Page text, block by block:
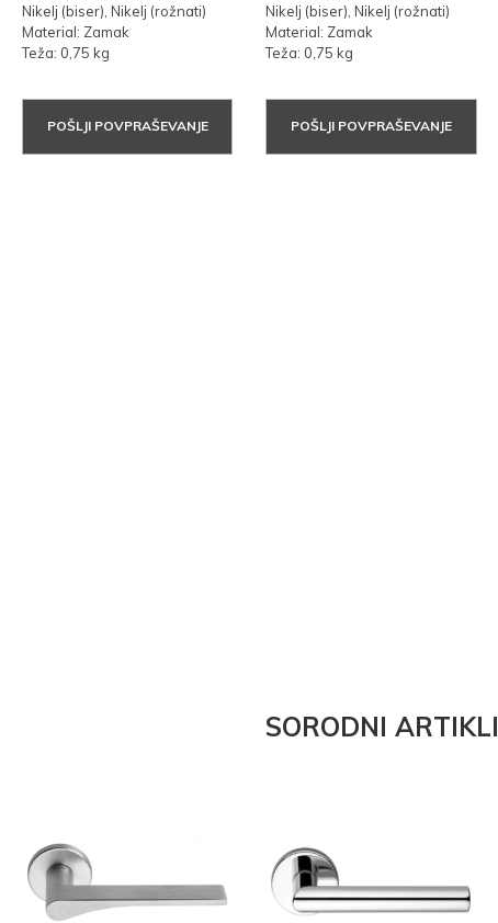
Nikelj (biser), Nikelj (rožnati)
Material: Zamak
Teža: 0,75 kg
POŠLJI POVPRAŠEVANJE
Nikelj (biser), Nikelj (rožnati)
Material: Zamak
Teža: 0,75 kg
POŠLJI POVPRAŠEVANJE
SORODNI ARTIKLI